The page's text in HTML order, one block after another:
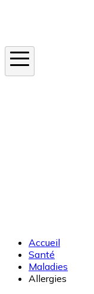
Accueil
Santé
Maladies
Allergies